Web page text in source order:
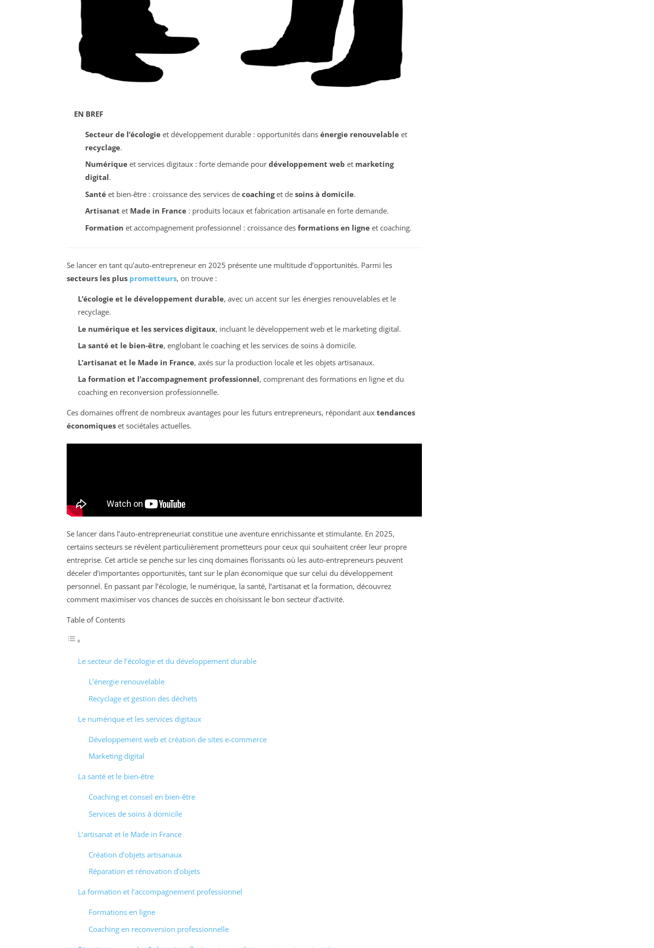
EN BREF
Secteur de l’écologieet développement durable : opportunités dans énergie renouvelableet
recyclage.
Numériqueet services digitaux : forte demande pour développement web et marketing
digital.
Santéet bien-être : croissance des services de coachinget de soins à domicile.
Artisanat et Made in France: produits locaux et fabrication artisanale en forte demande.
Formation et accompagnement professionnel : croissance des formations en ligneet coaching.
Se lancer en tant qu’auto-entrepreneur en 2025 présente une multitude d’opportunités. Parmi les
secteurs les plus prometteurs, on trouve :
L’écologie et le développement durable, avec un accent sur les énergies renouvelables et le
recyclage.
Le numérique et les services digitaux, incluant le développement web et le marketing digital.
La santé et le bien-être, englobant le coaching et les services de soins à domicile.
L’artisanat et le Made in France, axés sur la production locale et les objets artisanaux.
La formation et l’accompagnement professionnel, comprenant des formations en ligne et du
coaching en reconversion professionnelle.
Ces domaines offrent de nombreux avantages pour les futurs entrepreneurs, répondant aux tendances
économiques et sociétales actuelles.
Se lancer dans l’auto-entrepreneuriat constitue une aventure enrichissante et stimulante. En 2025,
certains secteurs se révèlent particulièrement prometteurs pour ceux qui souhaitent créer leur propre
entreprise. Cet article se penche sur les cinq domaines florissants où les auto-entrepreneurs peuvent
déceler d’importantes opportunités, tant sur le plan économique que sur celui du développement
personnel. En passant par l’écologie, le numérique, la santé, l’artisanat et la formation, découvrez
comment maximiser vos chances de succès en choisissant le bon secteur d’activité.
Table of Contents
Le secteur de l’écologie et du développement durable
L’énergie renouvelable
Recyclage et gestion des déchets
Le numérique et les services digitaux
Développement web et création de sites e-commerce
Marketing digital
La santé et le bien-être
Coaching et conseil en bien-être
Services de soins à domicile
L’artisanat et le Made in France
Création d’objets artisanaux
Réparation et rénovation d’objets
La formation et l’accompagnement professionnel
Formations en ligne
Coaching en reconversion professionnelle